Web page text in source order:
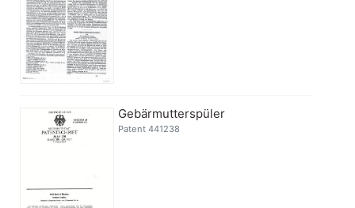
Gebärmutterspüler
Patent 441238